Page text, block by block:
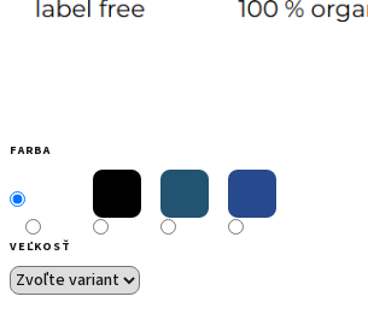
FARBA
VEĽKOSŤ